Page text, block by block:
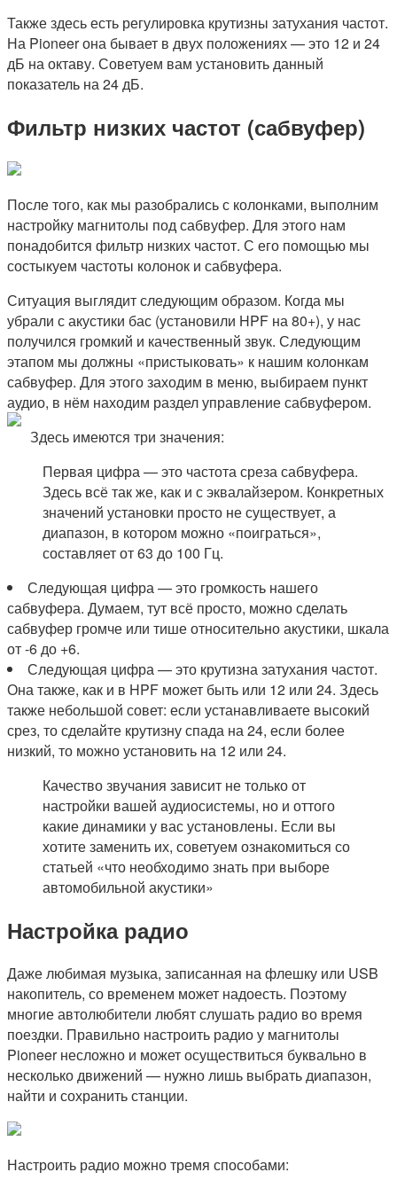
Также здесь есть регулировка крутизны затухания частот.
На Pioneer она бывает в двух положениях — это 12 и 24
дБ на октаву. Советуем вам установить данный
показатель на 24 дБ.
Фильтр низких частот (сабвуфер)
После того, как мы разобрались с колонками, выполним
настройку магнитолы под сабвуфер. Для этого нам
понадобится фильтр низких частот. С его помощью мы
состыкуем частоты колонок и сабвуфера.
Ситуация выглядит следующим образом. Когда мы
убрали с акустики бас (установили HPF на 80+), у нас
получился громкий и качественный звук. Следующим
этапом мы должны «пристыковать» к нашим колонкам
сабвуфер. Для этого заходим в меню, выбираем пункт
аудио, в нём находим раздел управление сабвуфером.
Здесь имеются три значения:
Первая цифра — это частота среза сабвуфера.
Здесь всё так же, как и с эквалайзером. Конкретных
значений установки просто не существует, а
диапазон, в котором можно «поиграться»,
составляет от 63 до 100 Гц.
Следующая цифра — это громкость нашего
сабвуфера. Думаем, тут всё просто, можно сделать
сабвуфер громче или тише относительно акустики, шкала
от -6 до +6.
Следующая цифра — это крутизна затухания частот.
Она также, как и в HPF может быть или 12 или 24. Здесь
также небольшой совет: если устанавливаете высокий
срез, то сделайте крутизну спада на 24, если более
низкий, то можно установить на 12 или 24.
Качество звучания зависит не только от
настройки вашей аудиосистемы, но и оттого
какие динамики у вас установлены. Если вы
хотите заменить их, советуем ознакомиться со
статьей «что необходимо знать при выборе
автомобильной акустики»
Настройка радио
Даже любимая музыка, записанная на флешку или USB
накопитель, со временем может надоесть. Поэтому
многие автолюбители любят слушать радио во время
поездки. Правильно настроить радио у магнитолы
Pioneer несложно и может осуществиться буквально в
несколько движений — нужно лишь выбрать диапазон,
найти и сохранить станции.
Настроить радио можно тремя способами: